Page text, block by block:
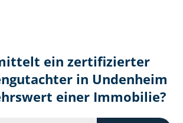
ein zertifizierter
in Undenheim
einer Immobilie?